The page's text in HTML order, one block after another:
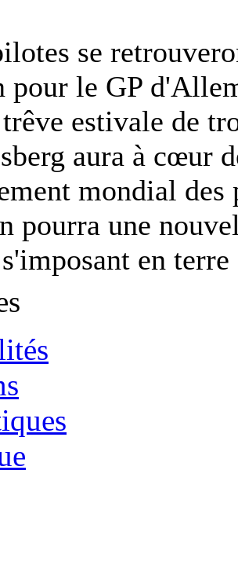
se
pour le GP
estivale de
aura à cœur
mondial
pourra une
en